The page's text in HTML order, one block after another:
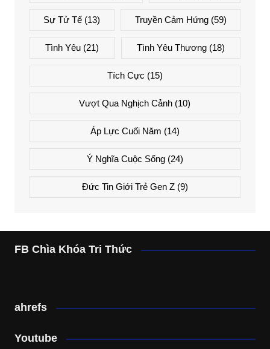
Sự Tử Tế (13) Truyền Cảm Hứng(59)
Tình Yêu (21) Tình Yêu Thương(18)
Tích Cực (15)
Vượt Qua Nghịch Cảnh (10)
Áp Lực Cuối Năm (14)
Ý Nghĩa Cuộc Sống(24)
Đức Tin Giới Trẻ Gen Z(9)
FB Chìa Khóa Tri Thức
ahrefs
Youtube